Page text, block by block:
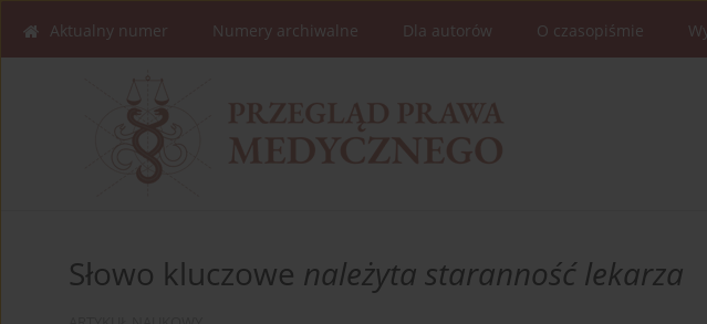
Aktualny numer Numery archiwalne Dla autorów O czasopiśmie
Słowo kluczowe należyta staranność lekarza